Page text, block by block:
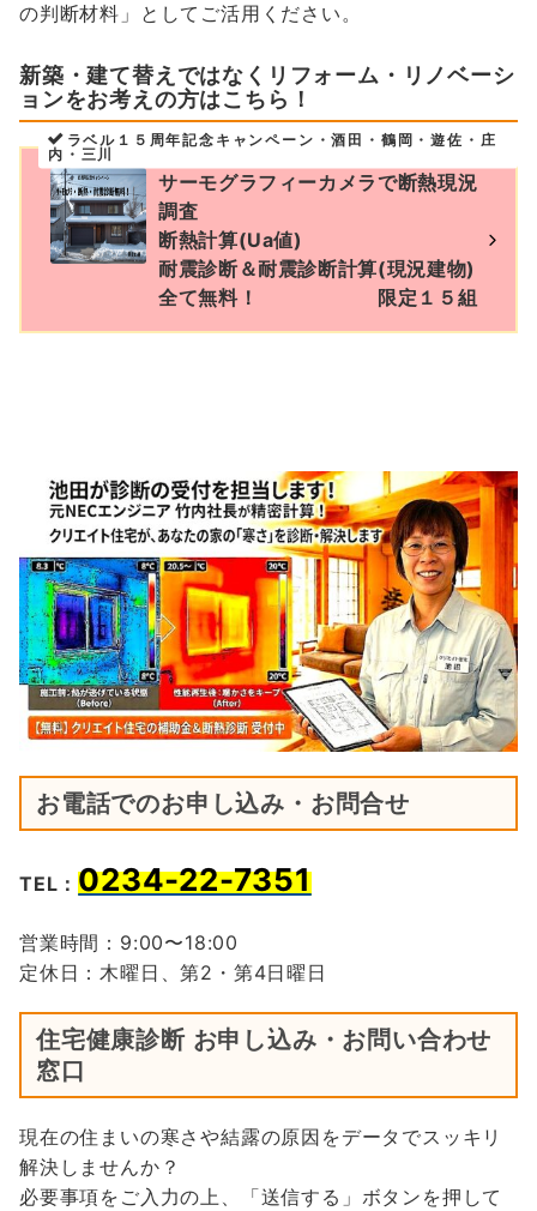
の判断材料」としてご活用ください。
新築・建て替えではなくリフォーム・リノベーシ
ョンをお考えの方はこちら！
ラベル１５周年記念キャンペーン・酒田・鶴岡・遊佐・庄
内・三川
サーモグラフィーカメラで断熱現況
調査
断熱計算(Ua値)
耐震診断＆耐震診断計算(現況建物)
全て無料！ 限定１５組
お電話でのお申し込み・お問合せ
TEL： 0234-22-7351
営業時間：9:00〜18:00
定休日：木曜日、第2・第4日曜日
住宅健康診断 お申し込み・お問い合わせ
窓口
現在の住まいの寒さや結露の原因をデータでスッキリ
解決しませんか？
必要事項をご入力の上、「送信する」ボタンを押して